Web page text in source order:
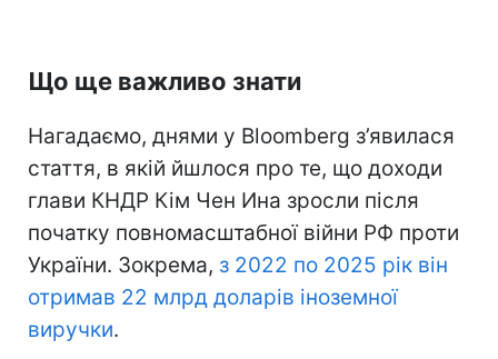
Що ще важливо знати
Нагадаємо, днями у Bloomberg з’явилася
стаття, в якій йшлося про те, що доходи
глави КНДР Кім Чен Ина зросли після
початку повномасштабної війни РФ проти
України. Зокрема, з 2022 по 2025 рік він
отримав 22 млрд доларів іноземної
виручки.